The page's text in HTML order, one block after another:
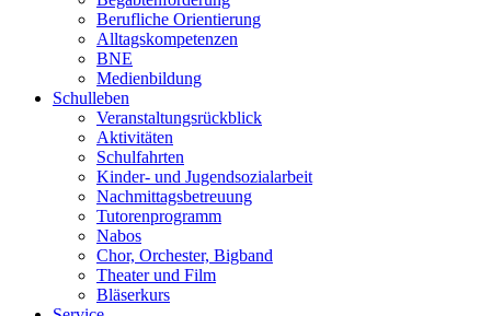
Berufliche Orientierung
Alltagskompetenzen
BNE
Medienbildung
Schulleben
Veranstaltungsrückblick
Aktivitäten
Schulfahrten
Kinder- und Jugendsozialarbeit
Nachmittagsbetreuung
Tutorenprogramm
Nabos
Chor, Orchester, Bigband
Theater und Film
Bläserkurs